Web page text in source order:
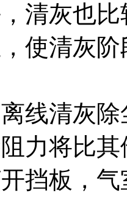
清灰也
使清灰
线清灰
力将比
挡板，